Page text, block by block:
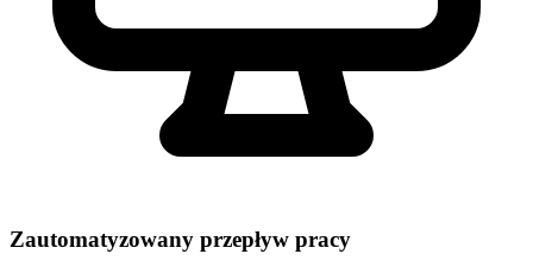
Zautomatyzowany przepływ pracy